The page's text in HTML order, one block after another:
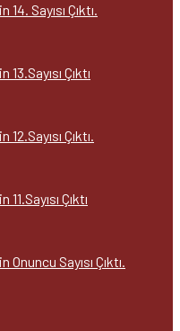
Sayısı Çıktı.
Çıktı
Çıktı.
Çıktı
Sayısı Çıktı.